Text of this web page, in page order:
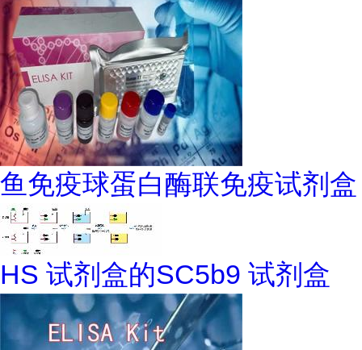
鱼免疫球蛋白酶联免疫试剂盒
HS 试剂盒的SC5b9 试剂盒